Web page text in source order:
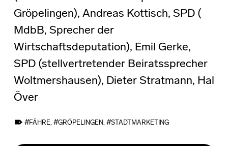
Gröpelingen), Andreas Kottisch, SPD (
MdbB, Sprecher der
Wirtschaftsdeputation), Emil Gerke,
SPD (stellvertretender Beiratssprecher
Woltmershausen), Dieter Stratmann, Hal
Över
TAGGED AS:
FÄHRE, GRÖPELINGEN, STADTMARKETING